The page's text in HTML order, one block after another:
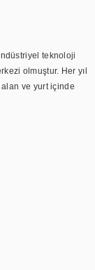
teknoloji
olmuştur. Her yıl
alan ve yurt içinde
Günümüzde
ekranı, araç içi
medikal ekran,
panel PC,
bina sistemleri
ayrıca standart